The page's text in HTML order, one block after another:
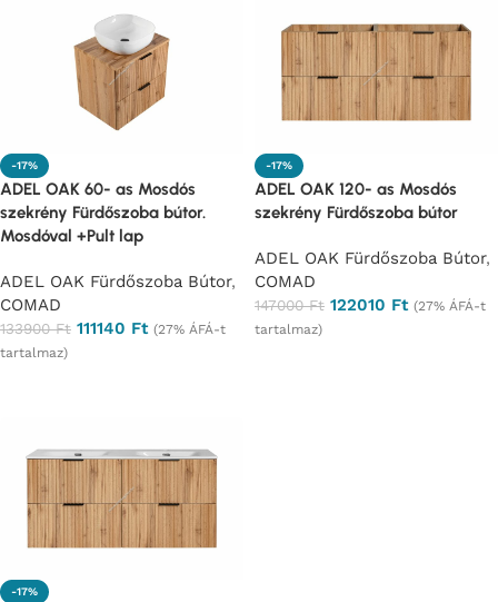
-17%
ADEL OAK 60- as Mosdós
szekrény Fürdőszoba bútor.
Mosdóval +Pult lap
ADEL OAK Fürdőszoba Bútor,
COMAD
133900Ft 111140 Ft (27% ÁFÁ-t
tartalmaz)
-17%
ADEL OAK 120- as Mosdós
szekrény Fürdőszoba bútor
ADEL OAK Fürdőszoba Bútor,
COMAD
147000Ft 122010 Ft (27% ÁFÁ-t
tartalmaz)
-17%